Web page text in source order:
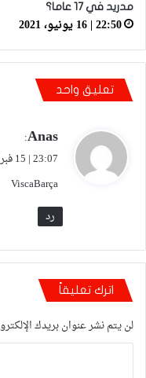
مدريد في 17 عاما؟
22:50 | 16 يونيو، 2021
تعليق واحد
ي
ق
ل
Anas
:
23:07 | 15 فبراير، 2019 الساعة 23:07
ViscaBarça
رد
اترك تعليقاً
لن يتم نشر عنوان بريدك